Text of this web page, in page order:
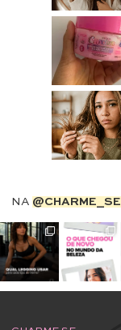
NA @CHARME_SE